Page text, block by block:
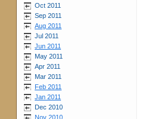
Oct 2011
Sep 2011
Aug 2011
Jul 2011
Jun 2011
May 2011
Apr 2011
Mar 2011
Feb 2011
Jan 2011
Dec 2010
Nov 2010